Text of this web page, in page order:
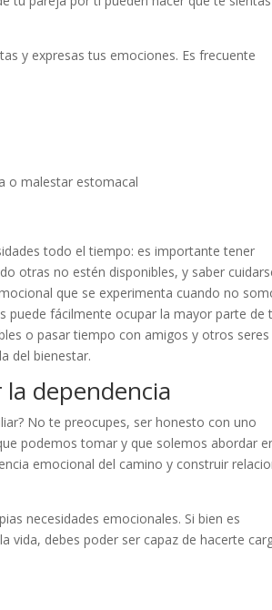
y expresas tus emociones. Es frecuente
o malestar estomacal
todo el tiempo: es importante tener
otras no estén disponibles, y saber
que se experimenta cuando no
puede fácilmente ocupar la mayor parte de
o pasar tiempo con amigos y otros seres
del bienestar.
dependencia
No te preocupes, ser honesto con uno
podemos tomar y que solemos abordar
emocional del camino y construir
necesidades emocionales. Si bien es
vida, debes poder ser capaz de hacerte